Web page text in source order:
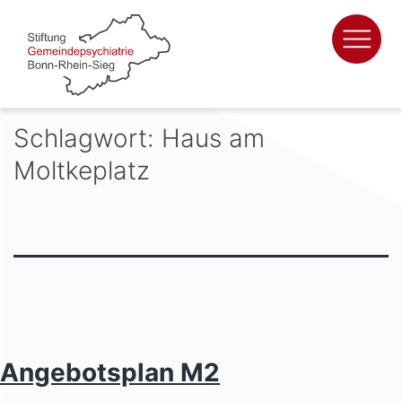
Inhalt
springen
Schlagwort: Haus am
Moltkeplatz
Angebotsplan M2